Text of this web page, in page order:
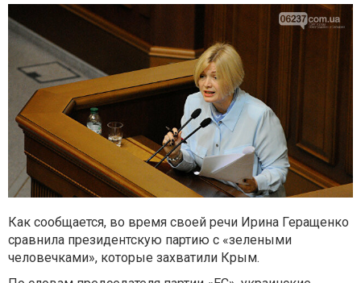
Как сообщается, во время своей речи Ирина Геращенко
сравнила президентскую партию с «зелеными
человечками», которые захватили Крым.